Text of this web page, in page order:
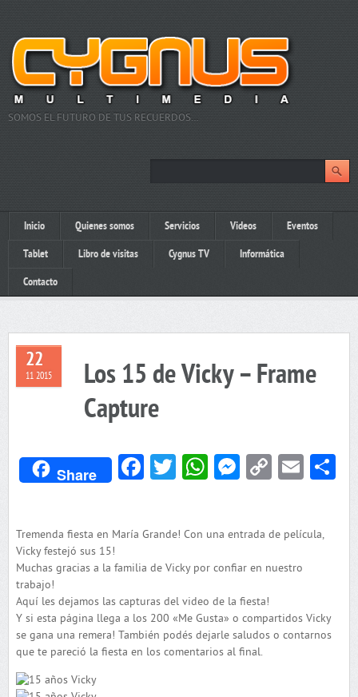
SOMOS EL FUTURO DE TUS RECUERDOS…
Inicio Quienes somos Servicios Videos Eventos
Tablet Libro de visitas Cygnus TV Informática
Contacto
22
11 2015
Los 15 de Vicky – Frame
Capture
Share Facebook
Twitter
WhatsApp
Messenger
Copy
Tremenda fiesta en María Grande! Con una entrada de película,
Vicky festejó sus 15!
Muchas gracias a la familia de Vicky por confiar en nuestro
trabajo!
Aquí les dejamos las capturas del video de la fiesta!
Y si esta página llega a los 200 «Me Gusta» o compartidos Vicky
se gana una remera! También podés dejarle saludos o contarnos
que te pareció la fiesta en los comentarios al final.